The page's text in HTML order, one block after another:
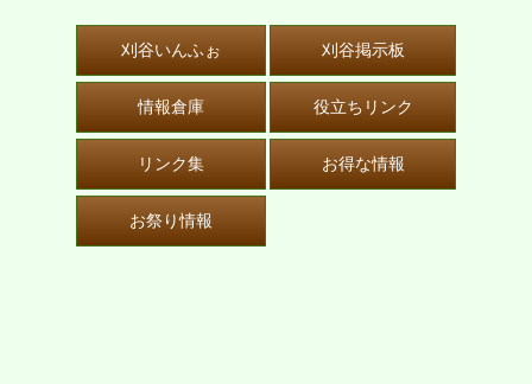
刈谷いんふぉ 刈谷掲示板
情報倉庫 役立ちリンク
リンク集 お得な情報
お祭り情報